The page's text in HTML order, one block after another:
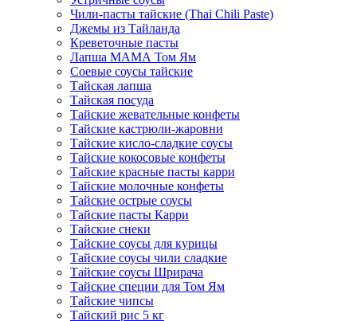
Чили-пасты тайские (Thai Chili Paste)
Джемы из Тайланда
Креветочные пасты
Лапша МАМА Том Ям
Соевые соусы тайские
Тайская лапша
Тайская посуда
Тайские жевательные конфеты
Тайские кастрюли-жаровни
Тайские кисло-сладкие соусы
Тайские кокосовые конфеты
Тайские красные пасты карри
Тайские молочные конфеты
Тайские острые соусы
Тайские пасты Карри
Тайские снеки
Тайские соусы для курицы
Тайские соусы чили сладкие
Тайские соусы Шрирача
Тайские специи для Том Ям
Тайские чипсы
Тайский рис 5 кг